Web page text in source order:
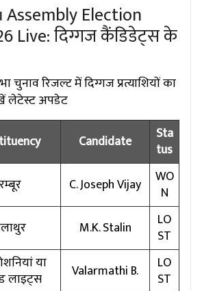
Election
Live: दिग्गज कैंडिडेट्स के
चुनाव रिजल्ट में दिग्गज प्रत्याशियों का
लेटेस्ट अपडेट
Candidate
Sta
tus
C. Joseph Vijay
WO
N
M.K. Stalin
LO
ST
या
लाइट्स
Valarmathi B.
LO
ST